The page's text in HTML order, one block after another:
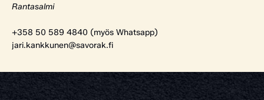
Rantasalmi
+358 50 589 4840 (myös Whatsapp)
jari.kankkunen@savorak.fi